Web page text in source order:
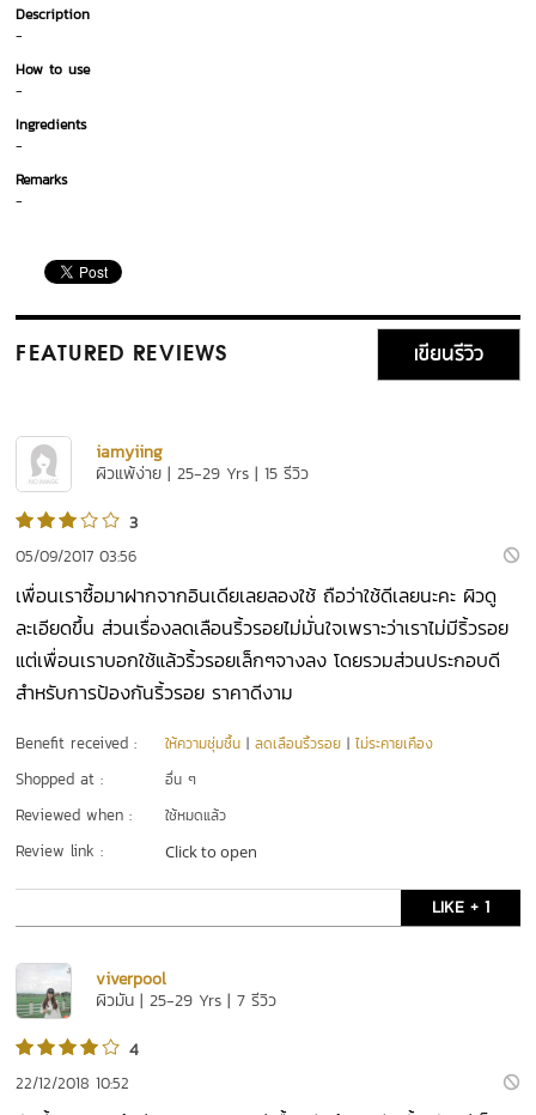
Description
-
How to use
-
Ingredients
-
Remarks
-
FEATURED REVIEWS เขียนรีวิว
iamyiing
ผิวแพ้ง่าย | 25-29 Yrs | 15 รีวิว
3
05/09/2017 03:56
เพื่อนเราซื้อมาฝากจากอินเดียเลยลองใช้ ถือว่าใช้ดีเลยนะคะ ผิวดู
ละเอียดขึ้น ส่วนเรื่องลดเลือนริ้วรอยไม่มั่นใจเพราะว่าเราไม่มีริ้วรอย
แต่เพื่อนเราบอกใช้แล้วริ้วรอยเล็กๆจางลง โดยรวมส่วนประกอบดี
สำหรับการป้องกันริ้วรอย ราคาดีงาม
Benefit received : ให้ความชุ่มชื้น |ลดเลือนริ้วรอย |ไม่ระคายเคือง
Shopped at : อื่น ๆ
Reviewed when : ใช้หมดแล้ว
Review link : Click to open
LIKE + 1
viverpool
ผิวมัน | 25-29 Yrs | 7 รีวิว
4
22/12/2018 10:52